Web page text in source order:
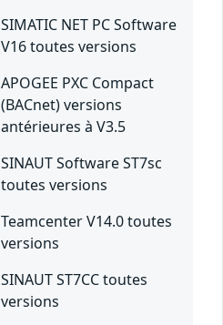
SIMATIC NET PC Software
V16 toutes versions
APOGEE PXC Compact
(BACnet) versions
antérieures à V3.5
SINAUT Software ST7sc
toutes versions
Teamcenter V14.0 toutes
versions
SINAUT ST7CC toutes
versions